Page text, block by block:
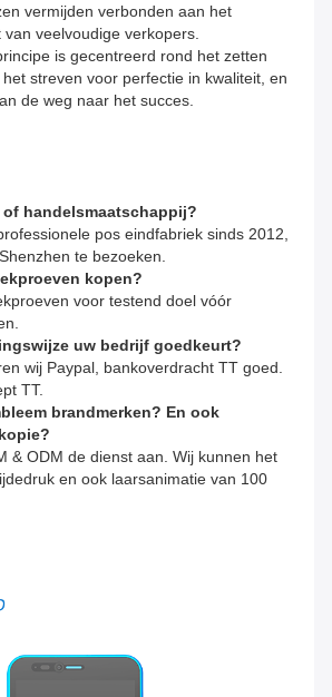
vermijden verbonden aan het
veelvoudige verkopers.
is gecentreerd rond het zetten
streven voor perfectie in kwaliteit, en
de weg naar het succes.
handelsmaatschappij?
pos eindfabriek sinds 2012,
te bezoeken.
kopen?
voor testend doel vóór
uw bedrijf goedkeurt?
wij Paypal, bankoverdracht TT goed.
TT.
brandmerken? En ook
& ODM de dienst aan. Wij kunnen het
en ook laarsanimatie van 100